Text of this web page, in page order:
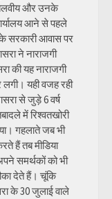
और उनके
आने से पहले
सरकारी आवास पर
ने नाराजगी
की यह नाराजगी
यही वजह रही
से जुड़े 6 वर्ष
में रिश्वतखोरी
गहलाते जब भी
हैं तब मीडिया
समर्थकों को भी
देते हैं। चूंकि
के 30 जुलाई वाले